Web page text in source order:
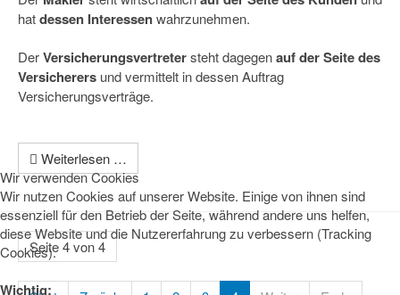
hatdessen Interessenwahrzunehmen.
DerVersicherungsvertretersteht dagegenauf der Seite des
Versicherers und vermittelt in dessen Auftrag
Versicherungsverträge.
Weiterlesen …
Seite 4 von 4
Wir verwenden Cookies
Wir nutzen Cookies auf unserer Website. Einige von ihnen sind
essenziell für den Betrieb der Seite, während andere uns helfen,
diese Website und die Nutzererfahrung zu verbessern (Tracking
Cookies).
Wichtig: